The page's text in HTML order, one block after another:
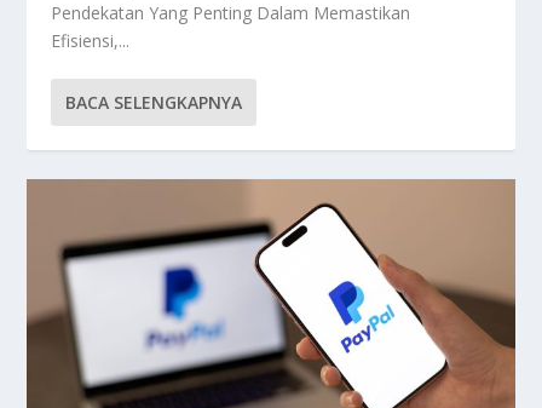
Pendekatan Yang Penting Dalam Memastikan
Efisiensi,...
BACA SELENGKAPNYA